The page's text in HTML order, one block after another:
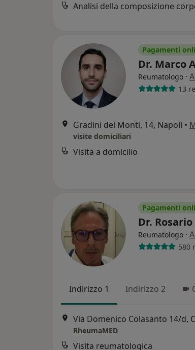
Analisi della composizione
Pagamenti
Dr. Marco
Reumatologo ·
13
Gradini dei Monti, 14, Napoli •
visite domiciliari
Visita a domicilio
Pagamenti
Dr.
Reumatologo ·
580
Indirizzo 1 Indirizzo 2
Via Domenico Colasanto 14/d,
RheumaMED
Visita reumatologica